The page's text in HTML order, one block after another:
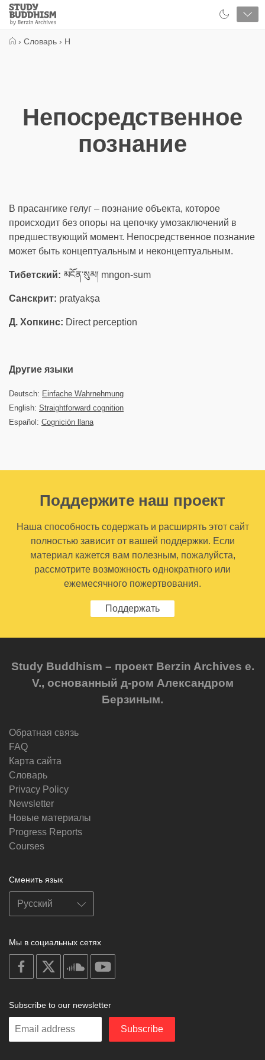
Close
Study
Buddhism
› Словарь › Н
Непосредственное
познание
В прасангике гелуг – познание объекта, которое
происходит без опоры на цепочку умозаключений в
предшествующий момент. Непосредственное познание
может быть концептуальным и неконцептуальным.
Тибетский: མངོན་སུམ། mngon-sum
Санскрит: pratyakṣa
Д. Хопкинс: Direct perception
Другие языки
Deutsch: Einfache Wahrnehmung
English: Straightforward cognition
Español: Cognición llana
Поддержите наш проект
Наша способность содержать и расширять этот сайт
полностью зависит от вашей поддержки. Если
материал кажется вам полезным, пожалуйста,
рассмотрите возможность однократного или
ежемесячного пожертвования.
Поддержать
Study Buddhism – проект Berzin Archives e.
V., основанный д-ром Александром
Берзиным.
Обратная связь
FAQ
Карта сайта
Словарь
Privacy Policy
Newsletter
Новые материалы
Progress Reports
Courses
Сменить язык
Мы в социальных сетях
on
facebook
soundcloud
Subscribe to our newsletter
Enter
Subscribe